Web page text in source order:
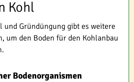
Kohl
und Gründüngung gibt es weitere
um den Boden für den Kohlanbau
Bodenorganismen